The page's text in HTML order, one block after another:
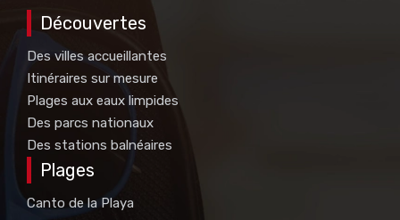
Découvertes
Des villes accueillantes
Itinéraires sur mesure
Plages aux eaux limpides
Des parcs nationaux
Des stations balnéaires
Plages
Canto de la Playa